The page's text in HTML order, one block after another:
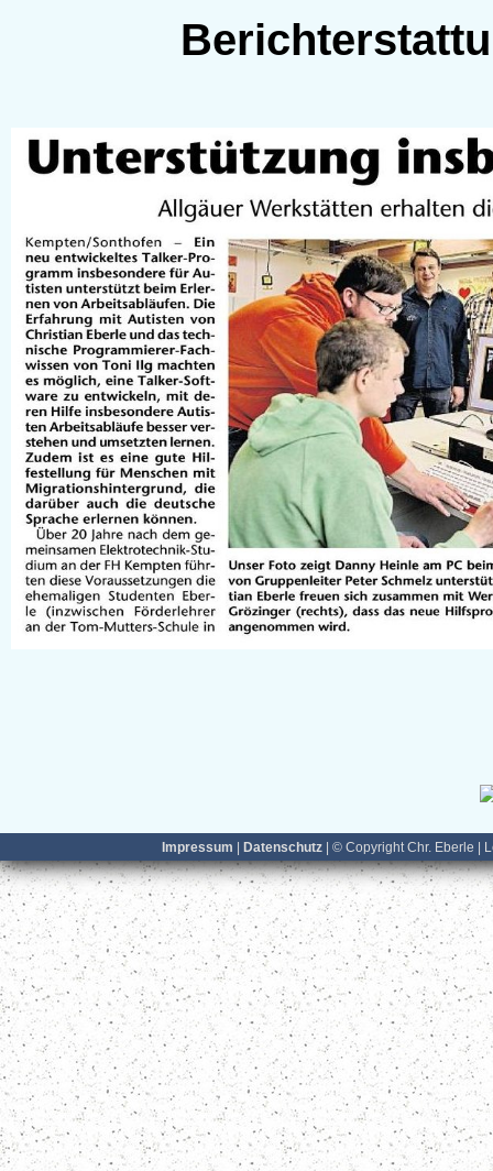
Impressum Datenschutz | © Copyright Chr. Eberle |